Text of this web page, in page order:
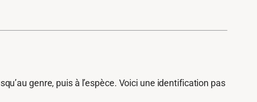
genre, puis à l’espèce. Voici une identification pas